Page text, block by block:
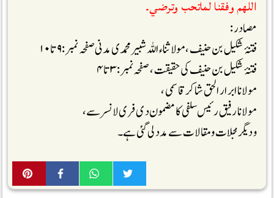
اللهم وفقنا لماتحب وترضي۔
مصادر:
فتنۂ شکیل بن حنیف ،مولاثناء اللہ شبیر محمدی مدنی صفحہ نمبر:۹تا ۱۰
فتنۂ شکیل بن حنیف کی حقیقت ،صفحہ نمبر:۳تا۴
مولانا ابرار الحق شاکر قاسمی ،
مولانا رفیق رئیس سلفی کا مضمون دی فری لانسر سے،
ودیگر مجلات ومقالات سے مدد لی گئی ہے۔